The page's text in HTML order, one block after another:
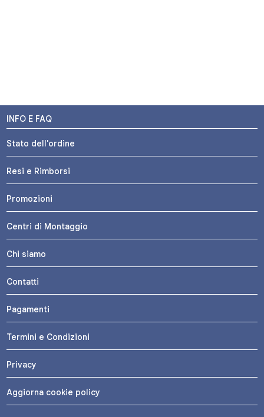
INFO E FAQ
Stato dell'ordine
Resi e Rimborsi
Promozioni
Centri di Montaggio
Chi siamo
Contatti
Pagamenti
Termini e Condizioni
Privacy
Aggiorna cookie policy